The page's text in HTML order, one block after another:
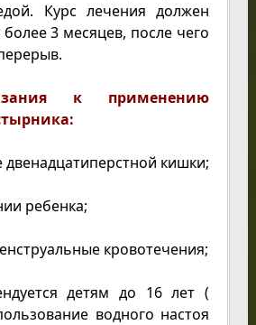
Курс лечения должен
более 3 месяцев, после чего
к применению
двенадцатиперстной кишки;
ребенка;
кровотечения;
детям до 16 лет (
водного настоя